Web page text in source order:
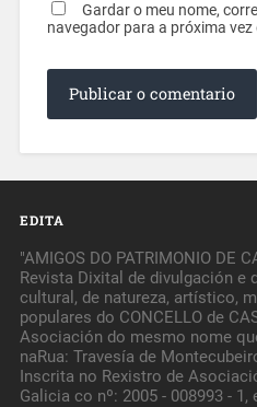
Gardar o meu nome,
navegador para a próxima
EDITA
"AMIGOS DO PATRIMONIO DE
Revista Dixital de divulgación e
cultural, de natureza, artístico,
populares do CONCELLO de
Asociación do mesmo nome
naRua: Travesía de
Inscrita no Rexistro de
Galicia co nº: 2005 - 008993 -